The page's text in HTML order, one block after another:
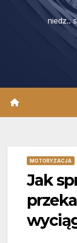
niedz..
MOTORYZACJA
Jak